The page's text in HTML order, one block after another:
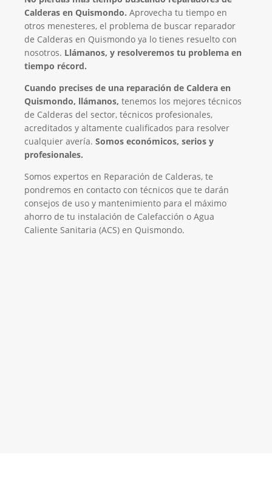
Calderas en Quismondo. Aprovecha tu tiempo en
otros menesteres, el problema de buscar reparador
de Calderas en Quismondo ya lo tienes resuelto con
nosotros. Llámanos, y resolveremos tu problema en
tiempo récord.
Cuando precises de una reparación de Caldera en
Quismondo, llámanos, tenemos los mejores técnicos
de Calderas del sector, técnicos profesionales,
acreditados y altamente cualificados para resolver
cualquier avería. Somos económicos, serios y
profesionales.
Somos expertos en Reparación de Calderas, te
pondremos en contacto con técnicos que te darán
consejos de uso y mantenimiento para el máximo
ahorro de tu instalación de Calefacción o Agua
Caliente Sanitaria (ACS) en Quismondo.